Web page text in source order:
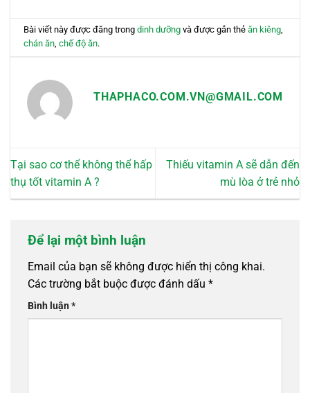
Bài viết này được đăng trongdinh dưỡng và được gắn thẻăn kiêng,
chán ăn,chế độ ăn.
THAPHACO.COM.VN@GMAIL.COM
Tại sao cơ thể không thể hấp
thụ tốt vitamin A ?
Thiếu vitamin A sẽ dẫn đến
mù lòa ở trẻ nhỏ
Để lại một bình luận
Email của bạn sẽ không được hiển thị công khai.
Các trường bắt buộc được đánh dấu *
Bình luận*